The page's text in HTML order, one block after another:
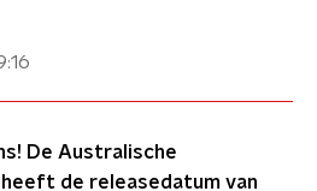
De Australische
heeft de releasedatum van